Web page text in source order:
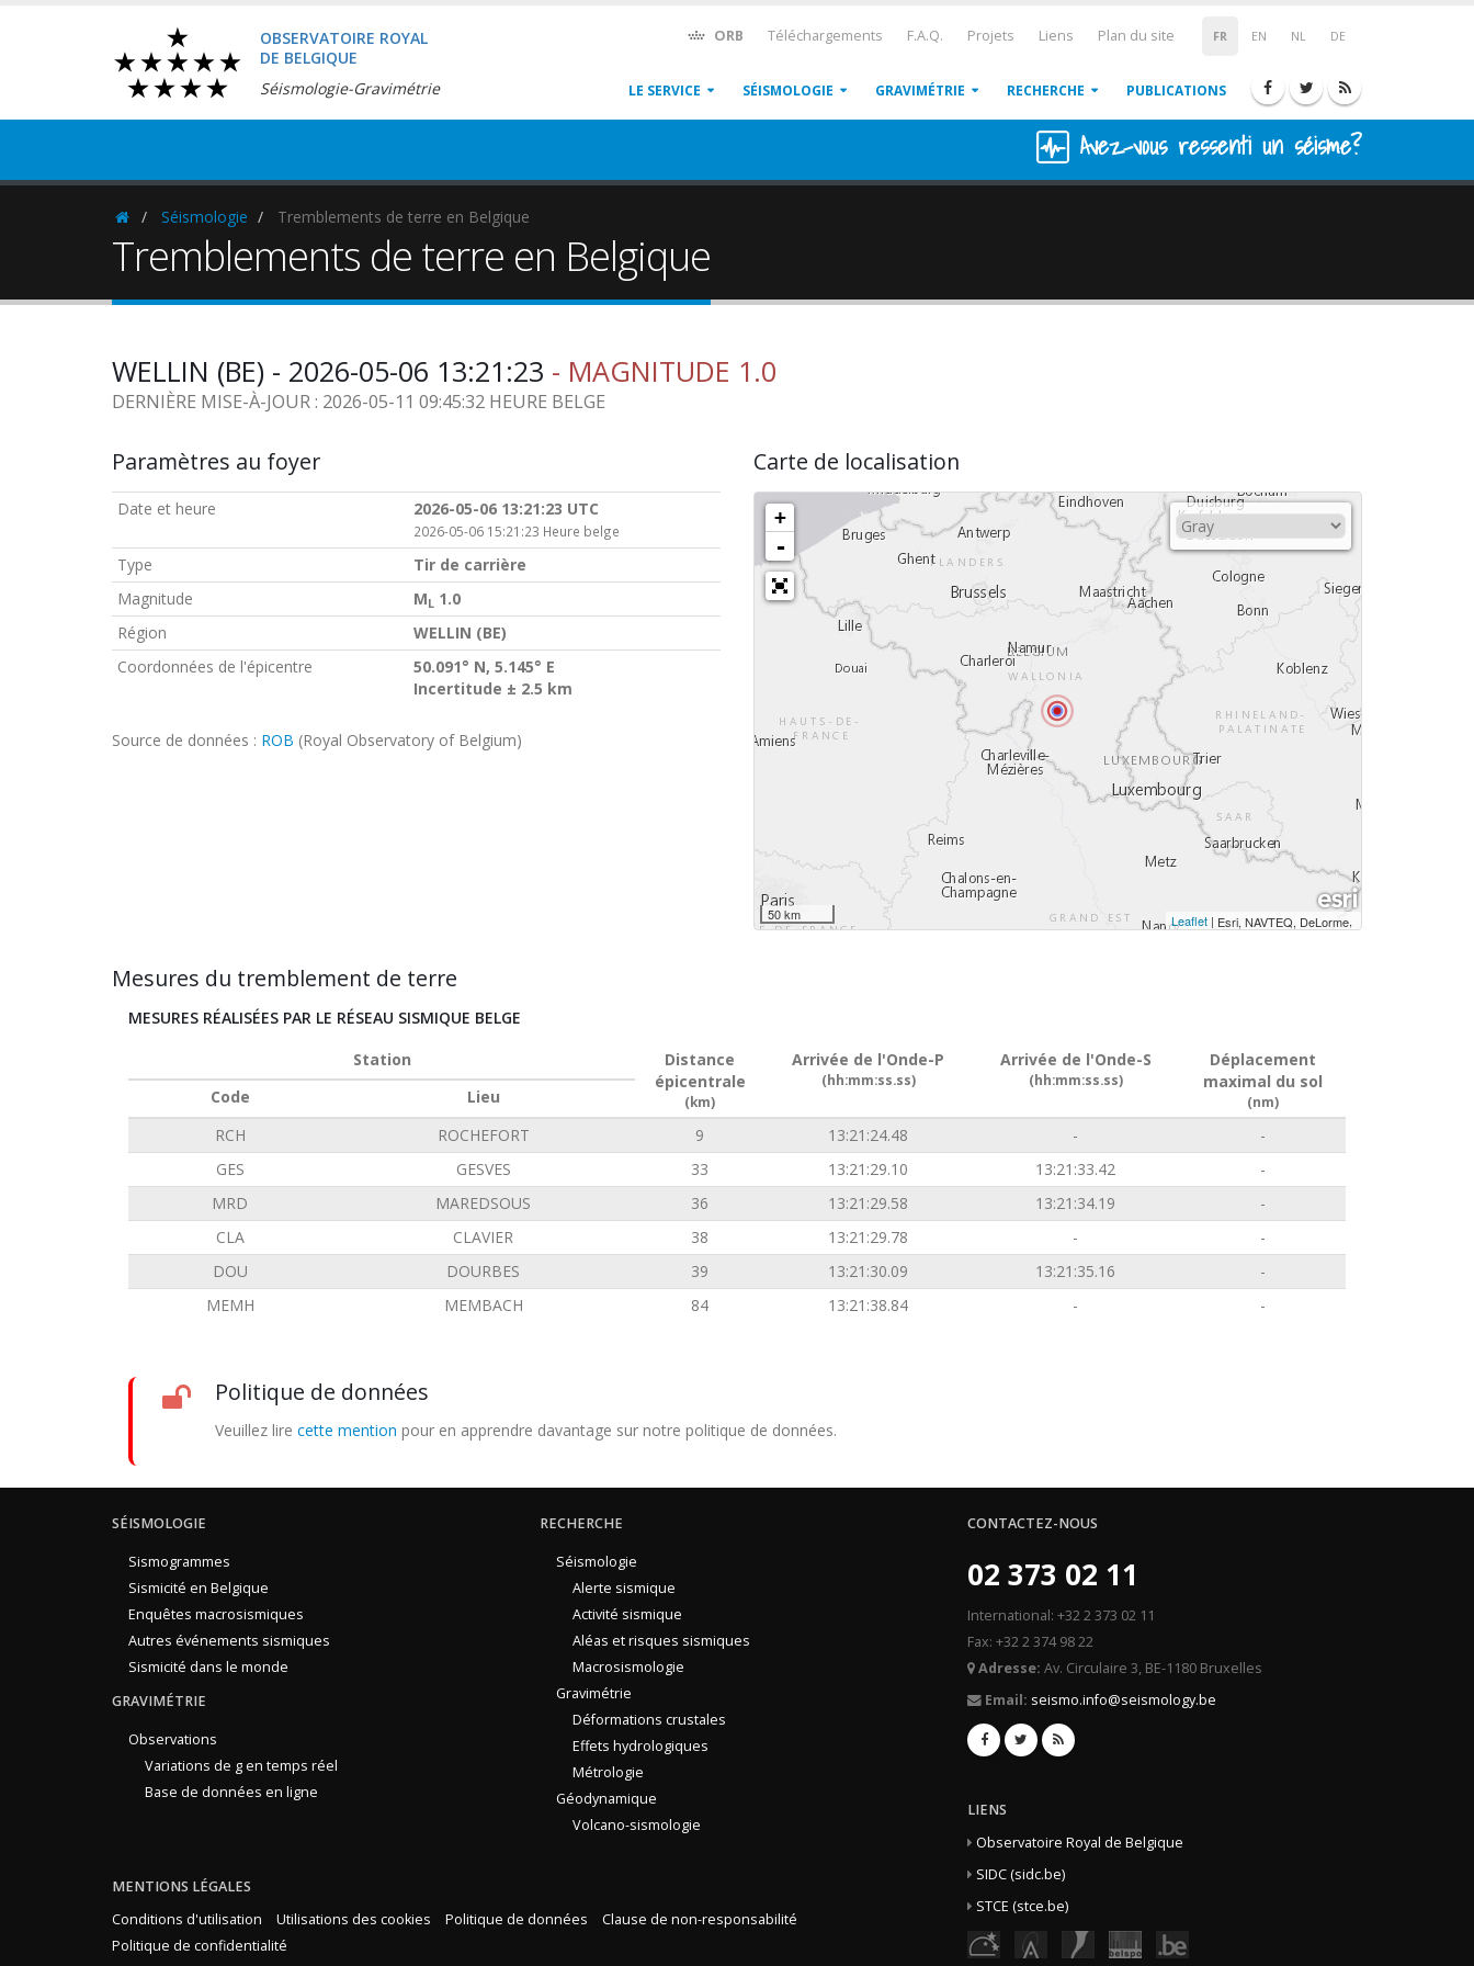
OBSERVATOIRE ROYAL
DE BELGIQUE
Séismologie-Gravimétrie
FR EN NL DE
ORB Téléchargements F.A.Q. Projets Liens Plan du site
LE SERVICE SÉISMOLOGIE GRAVIMÉTRIE RECHERCHE PUBLICATIONS
Avez-vous ressenti un séisme?
HomepageSéismologie Tremblements de terre en Belgique
Tremblements de terre en Belgique
WELLIN (BE) - 2026-05-06 13:21:23 - MAGNITUDE 1.0
DERNIÈRE MISE-À-JOUR : 2026-05-11 09:45:32 HEURE BELGE
Paramètres au foyer
Date et heure 2026-05-06 13:21:23 UTC
2026-05-06 15:21:23 Heure belge
Type
Tir de carrière
Magnitude
ML 1.0
Région
WELLIN (BE)
Coordonnées de l'épicentre
50.091° N, 5.145° E
Incertitude ± 2.5 km
Source de données : ROB (Royal Observatory of Belgium)
Carte de localisation
+
-
50 km Leaflet | Esri, NAVTEQ, DeLorme,
Mesures du tremblement de terre
MESURES RÉALISÉES PAR LE RÉSEAU SISMIQUE BELGE
Station
Distance
épicentrale
(km)
Arrivée de l'Onde-P
(hh:mm:ss.ss)
Arrivée de l'Onde-S
(hh:mm:ss.ss)
Déplacement
maximal du sol
(nm)
Code
Lieu
RCH
ROCHEFORT 9 13:21:24.48 -
-
GES
GESVES 33 13:21:29.10 13:21:33.42
-
MRD
MAREDSOUS 36 13:21:29.58 13:21:34.19
-
CLA
CLAVIER 38 13:21:29.78 -
-
DOU
DOURBES 39 13:21:30.09 13:21:35.16
-
MEMH
MEMBACH 84 13:21:38.84 - -
Politique de données
Veuillez lire cette mention pour en apprendre davantage sur notre politique de données.
SÉISMOLOGIE
Sismogrammes
Sismicité en Belgique
Enquêtes macrosismiques
Autres événements sismiques
Sismicité dans le monde
GRAVIMÉTRIE
Observations
Variations de g en temps réel
Base de données en ligne
RECHERCHE
Séismologie
Alerte sismique
Activité sismique
Aléas et risques sismiques
Macrosismologie
Gravimétrie
Déformations crustales
Effets hydrologiques
Métrologie
Géodynamique
Volcano-sismologie
MENTIONS LÉGALES
Conditions d'utilisation
Utilisations des cookies Politique de données
Clause de non-responsabilité
Politique de confidentialité
CONTACTEZ-NOUS
02 373 02 11
International: +32 2 373 02 11
Fax: +32 2 374 98 22
Adresse: Av. Circulaire 3, BE-1180 Bruxelles
Email: seismo.info@seismology.be
LIENS
Observatoire Royal de Belgique
SIDC (sidc.be)
STCE (stce.be)